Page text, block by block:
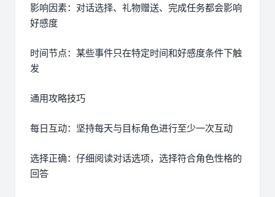
影响因素：对话选择、礼物赠送、完成任务都会影响
好感度
时间节点：某些事件只在特定时间和好感度条件下触
发
通用攻略技巧
每日互动：坚持每天与目标角色进行至少一次互动
选择正确：仔细阅读对话选项，选择符合角色性格的
回答